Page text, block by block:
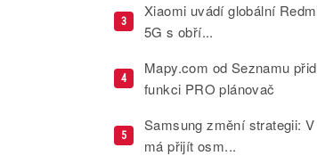
3
Xiaomi uvádí globální
5G s obří...
4
Mapy.com od Seznamu
funkci PRO plánovač
5
Samsung změní strategii:
má přijít osm...